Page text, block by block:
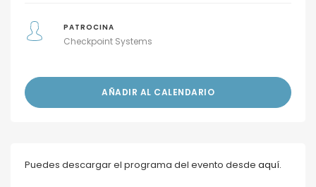
PATROCINA
Checkpoint Systems
AÑADIR AL CALENDARIO
Puedes descargar el programa del evento desde aquí.